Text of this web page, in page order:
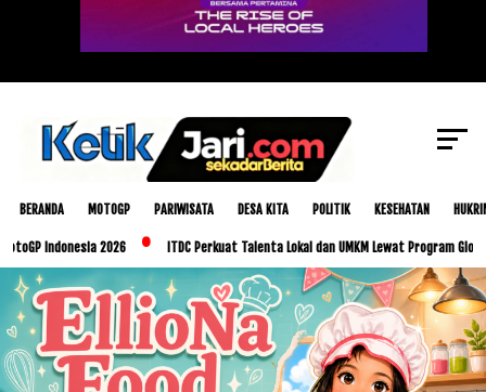
BERANDA MOTOGP PARIWISATA DESA KITA POLITIK KESEHATAN
2026 ITDC Perkuat Talenta Lokal dan UMKM Lewat Program Glorious Golo